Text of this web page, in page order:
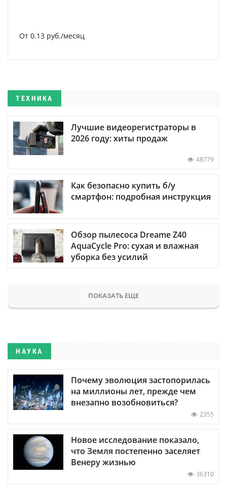
От 0.13 руб./месяц
ТЕХНИКА
Лучшие видеорегистраторы в
2026 году: хиты продаж
48779
Как безопасно купить б/у
смартфон: подробная инструкция
Обзор пылесоса Dreame Z40
AquaCycle Pro: сухая и влажная
уборка без усилий
ПОКАЗАТЬ ЕЩЕ
НАУКА
Почему эволюция застопорилась
на миллионы лет, прежде чем
внезапно возобновиться?
2355
Новое исследование показало,
что Земля постепенно заселяет
Венеру жизнью
36310